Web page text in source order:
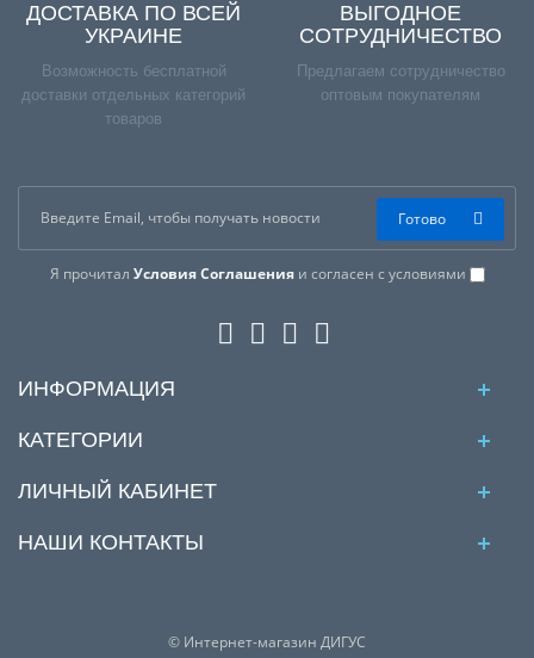
ДОСТАВКА ПО ВСЕЙ
УКРАИНЕ
Возможность бесплатной
доставки отдельных категорий
товаров
ВЫГОДНОЕ
СОТРУДНИЧЕСТВО
Предлагаем сотрудничество
оптовым покупателям
Я прочитал Условия Соглашенияи согласен с условиями
Готово
ИНФОРМАЦИЯ
КАТЕГОРИИ
ЛИЧНЫЙ КАБИНЕТ
НАШИ КОНТАКТЫ
© Интернет-магазин ДИГУС